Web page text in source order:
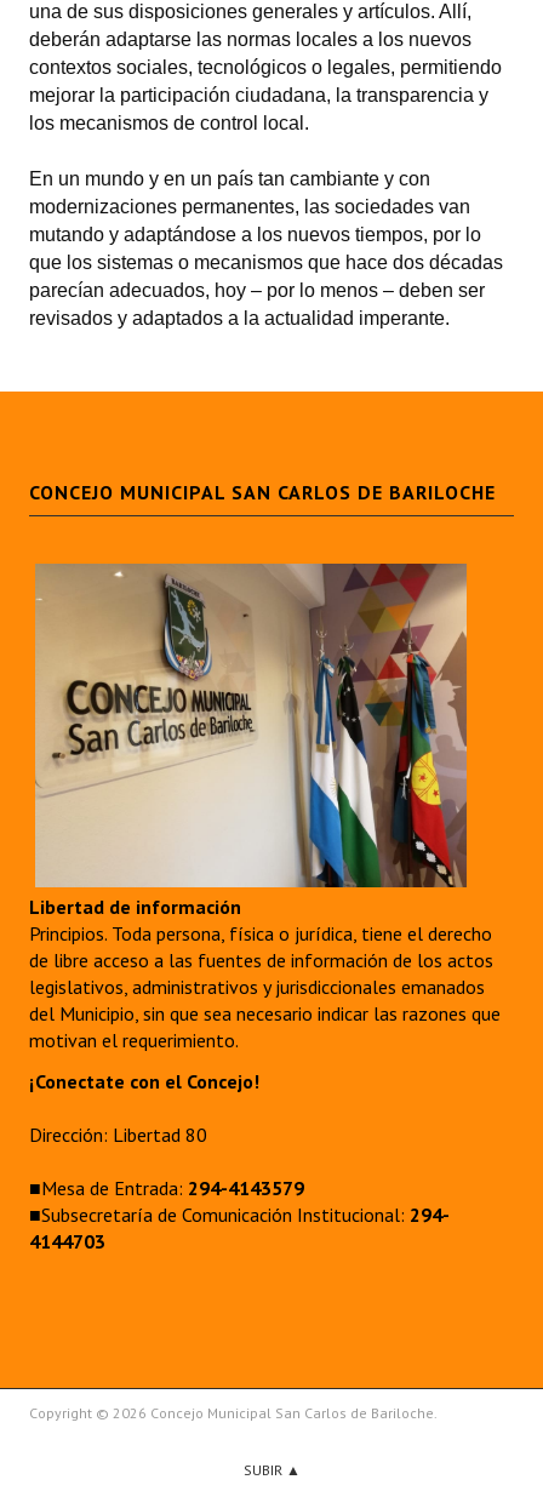
Bariloche, Municipio intercultural
Entrega de distinciones
una de sus disposiciones generales y artículos. Allí,
deberán adaptarse las normas locales a los nuevos
contextos sociales, tecnológicos o legales, permitiendo
mejorar la participación ciudadana, la transparencia y
los mecanismos de control local.
En un mundo y en un país tan cambiante y con
modernizaciones permanentes, las sociedades van
mutando y adaptándose a los nuevos tiempos, por lo
que los sistemas o mecanismos que hace dos décadas
parecían adecuados, hoy – por lo menos – deben ser
revisados y adaptados a la actualidad imperante.
CONCEJO MUNICIPAL SAN CARLOS DE BARILOCHE
Libertad de información
Principios. Toda persona, física o jurídica, tiene el derecho
de libre acceso a las fuentes de información de los actos
legislativos, administrativos y jurisdiccionales emanados
del Municipio, sin que sea necesario indicar las razones que
motivan el requerimiento.
¡Conectate con el Concejo!
Dirección: Libertad 80
■Mesa de Entrada: 294-4143579
■Subsecretaría de Comunicación Institucional: 294-
4144703
Copyright © 2026 Concejo Municipal San Carlos de Bariloche.
SUBIR ▲